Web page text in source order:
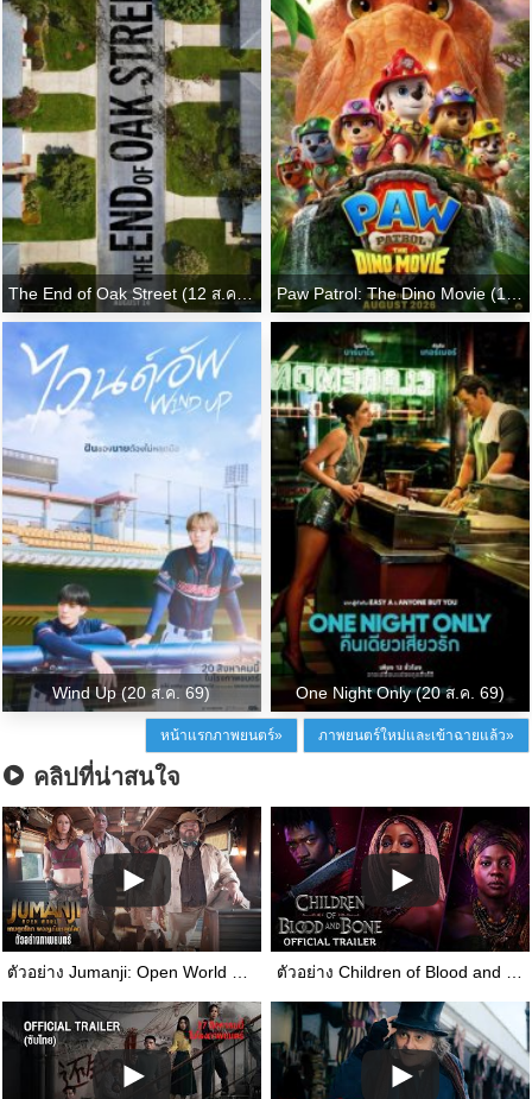
The End of Oak Street (12 ส.ค. 69) Paw Patrol: The Dino Movie (12 ส.ค. 69)
Wind Up (20 ส.ค. 69) One Night Only (20 ส.ค. 69)
หน้าแรกภาพยนตร์» ภาพยนตร์ใหม่และเข้าฉายแล้ว»
คลิปที่น่าสนใจ